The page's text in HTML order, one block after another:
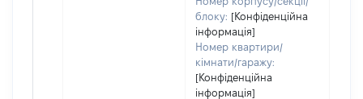
блоку: [Конфіденційна
інформація]
Номер квартири/
кімнати/гаражу:
[Конфіденційна
інформація]